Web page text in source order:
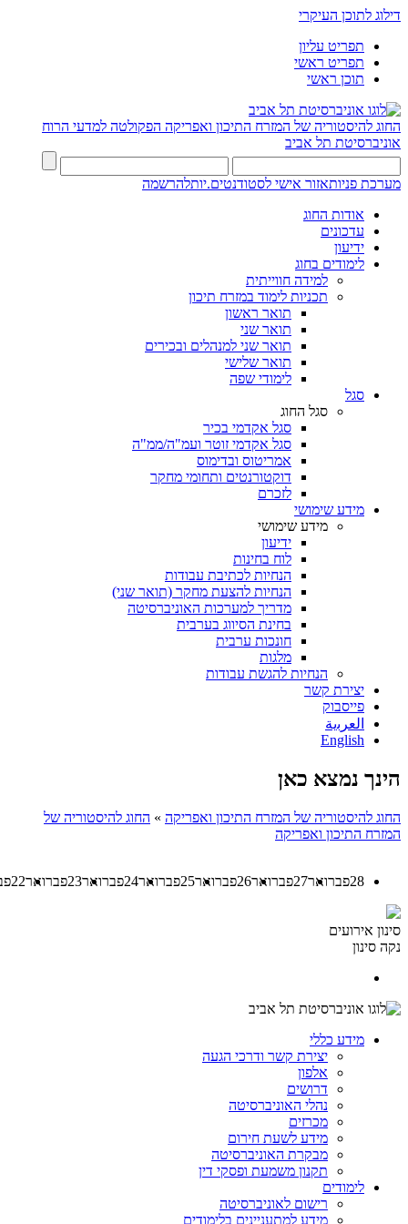
דילוג לתוכן העיקרי
תפריט עליון
תפריט ראשי
תוכן ראשי
החוג להיסטוריה של המזרח התיכון ואפריקה הפקולטה למדעי הרוח
אוניברסיטת תל אביב
מערכת פניותאזור אישי לסטודנטים.יותלהרשמה
אודות החוג
עדכונים
ידיעון
לימודים בחוג
למידה חווייתית
תכניות לימוד במזרח תיכון
תואר ראשון
תואר שני
תואר שני למנהלים ובכירים
תואר שלישי
לימודי שפה
סגל
סגל החוג
סגל אקדמי בכיר
סגל אקדמי זוטר ועמ"ה/ממ"ה
אמריטוס ובדימוס
דוקטורנטים ותחומי מחקר
לזכרם
מידע שימושי
מידע שימושי
ידיעון
לוח בחינות
הנחיות לכתיבת עבודות
הנחיות להצעת מחקר (תואר שני)
מדריך למערכות האוניברסיטה
בחינת הסיווג בערבית
חונכות ערבית
מלגות
הנחיות להגשת עבודות
יצירת קשר
פייסבוק
ﺍﻟﻌﺮﺑﻳﺔ
English
הינך נמצא כאן
החוג להיסטוריה של המזרח התיכון ואפריקה » החוג להיסטוריה של
המזרח התיכון ואפריקה
28פברואר27פברואר26פברואר25פברואר24פברואר23פברואר22
סינון אירועים
נקה סינון
מידע כללי
יצירת קשר ודרכי הגעה
אלפון
דרושים
נהלי האוניברסיטה
מכרזים
מידע לשעת חירום
מבקרת האוניברסיטה
תקנון משמעת ופסקי דין
לימודים
רישום לאוניברסיטה
מידע למתעניינים בלימודים